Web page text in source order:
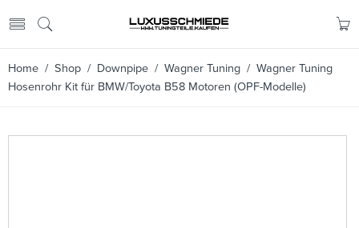
Home / Shop / Downpipe / Wagner Tuning / Wagner Tuning
Hosenrohr Kit für BMW/Toyota B58 Motoren (OPF-Modelle)